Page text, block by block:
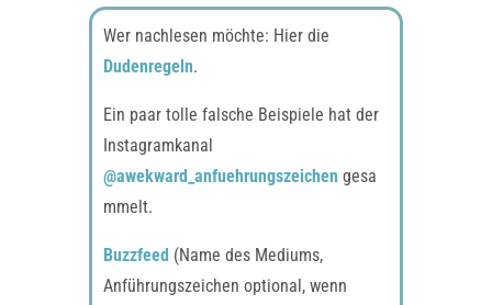
Wer nachlesen möchte: Hier die
Dudenregeln.
Ein paar tolle falsche Beispiele hat der
Instagramkanal
@awekward_anfuehrungszeichen gesa
mmelt.
Buzzfeed (Name des Mediums,
Anführungszeichen optional, wenn